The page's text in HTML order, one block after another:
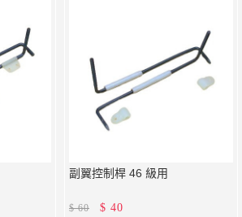
副翼控制桿 46 級用
$60 $ 40